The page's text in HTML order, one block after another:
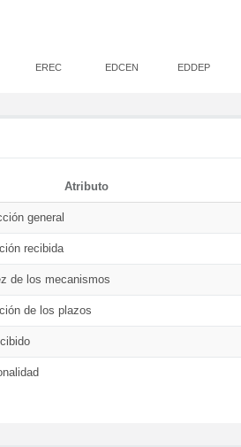
EREC EDCEN EDDEP
Atributo
general
recibida
de los mecanismos
de los plazos